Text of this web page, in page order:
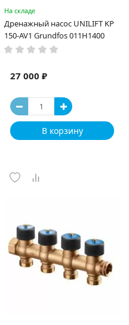
На складе
Дренажный насос UNILIFT KP
150-AV1 Grundfos 011H1400
27 000 ₽
В корзину